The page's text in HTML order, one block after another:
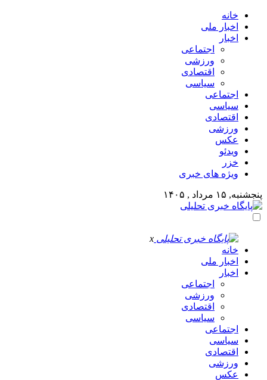
خانه
اخبار ملی
اخبار
اجتماعی
ورزشی
اقتصادی
سیاسی
اجتماعی
سیاسی
اقتصادی
ورزشی
عکس
ویدئو
خزر
ویژه های خبری
پنجشنبه, ۱۵ مرداد , ۱۴۰۵
x
خانه
اخبار ملی
اخبار
اجتماعی
ورزشی
اقتصادی
سیاسی
اجتماعی
سیاسی
اقتصادی
ورزشی
عکس